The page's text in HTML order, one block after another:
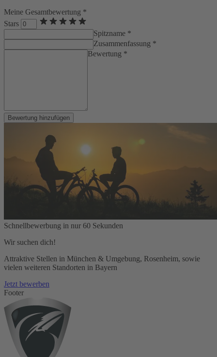
Meine Gesamtbewertung *
Stars
Spitzname *
Zusammenfassung *
Bewertung *
Bewertung hinzufügen
Schnellbewerbung in nur 60 Sekunden
Wir suchen dich!
Attraktive Stellen in München & Umgebung, Rosenheim, sowie
vielen weiteren Standorten in Bayern
Jetzt bewerben
Footer